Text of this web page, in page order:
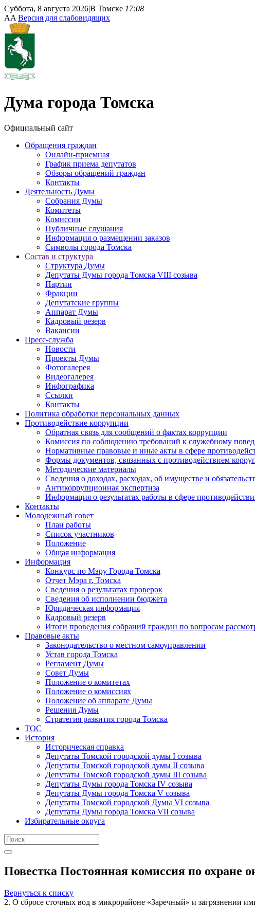
Суббота, 8 августа 2026|В Томске 17:08
AA Версия для слабовидящих
Дума города Томска
Официальный сайт
Обращения граждан
Онлайн-приемная
График приема депутатов
Обзоры обращений граждан
Контакты
Деятельность Думы
Собрания Думы
Комитеты
Комиссии
Публичные слушания
Информация о размещении заказов
Символы города Томска
Состав и структура
Структура Думы
Депутаты Думы города Томска VIII созыва
Партии
Фракции
Депутатские группы
Аппарат Думы
Кадровый резерв
Вакансии
Пресс-служба
Новости
Проекты Думы
Фотогалерея
Видеогалерея
Инфографика
Ссылки
Контакты
Политика обработки персональных данных
Прoтивoдeйствие кoрpупции
Обратная связь для сообщений о фактах коррупции
Комиссия по соблюдению требований к служебному
Нормативные правовые и иные акты в сфере
Формы документов, связанных с противодействием
Методические материалы
Сведения о доходах, расходах, об имуществе и
Антикоррупционная экспертиза
Информация о результатах работы в сфере
Контакты
Молодежный совет
План работы
Список участников
Положение
Общая информация
Информация
Конкурс по Мэру Города Томска
Отчет Мэра г. Томска
Сведения о результатах проверок
Сведения об исполнении бюджета
Юридическая информация
Кадровый резерв
Итоги проведения собраний граждан по вопросам
Правовые акты
Законодательство о местном самоуправлении
Устав города Томска
Регламент Думы
Совет Думы
Положение о комитетах
Положение о комиссиях
Положение об аппарате Думы
Решения Думы
Стратегия развития города Томска
ТОС
История
Историческая справка
Депутаты Томской городской думы I созыва
Депутаты Томской городской думы II созыва
Депутаты Томской городской думы III созыва
Депутаты Думы города Томска IV созыва
Депутаты Думы города Томска V созыва
Депутаты Томской городской Думы VI созыва
Депутаты Думы города Томска VII созыва
Избирательные округа
Повестка Постоянная комиссия по охране
Вернуться к списку
2. О сбросе сточных вод в микрорайоне «Заречный» и загрязнении